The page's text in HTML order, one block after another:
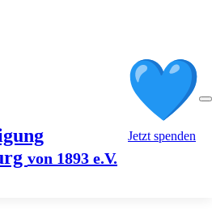
von 1893 e.V.
Jetzt spenden